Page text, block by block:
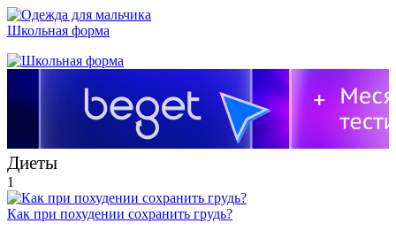
Школьная форма
Диеты
1
Как при похудении сохранить грудь?